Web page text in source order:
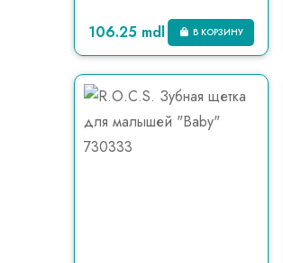
106.25 mdl В КОРЗИНУ